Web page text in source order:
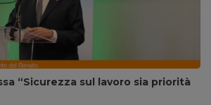
“Sicurezza sul lavoro sia priorità